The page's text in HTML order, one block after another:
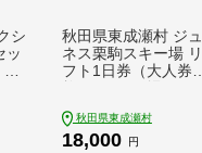
シ
ッ
桃
ト
、
秋田県東成瀬村 ジュ
ネス栗駒スキー場 リ
フト1日券（大人券1
ー場]
秋田県東成瀬村
18,000 円